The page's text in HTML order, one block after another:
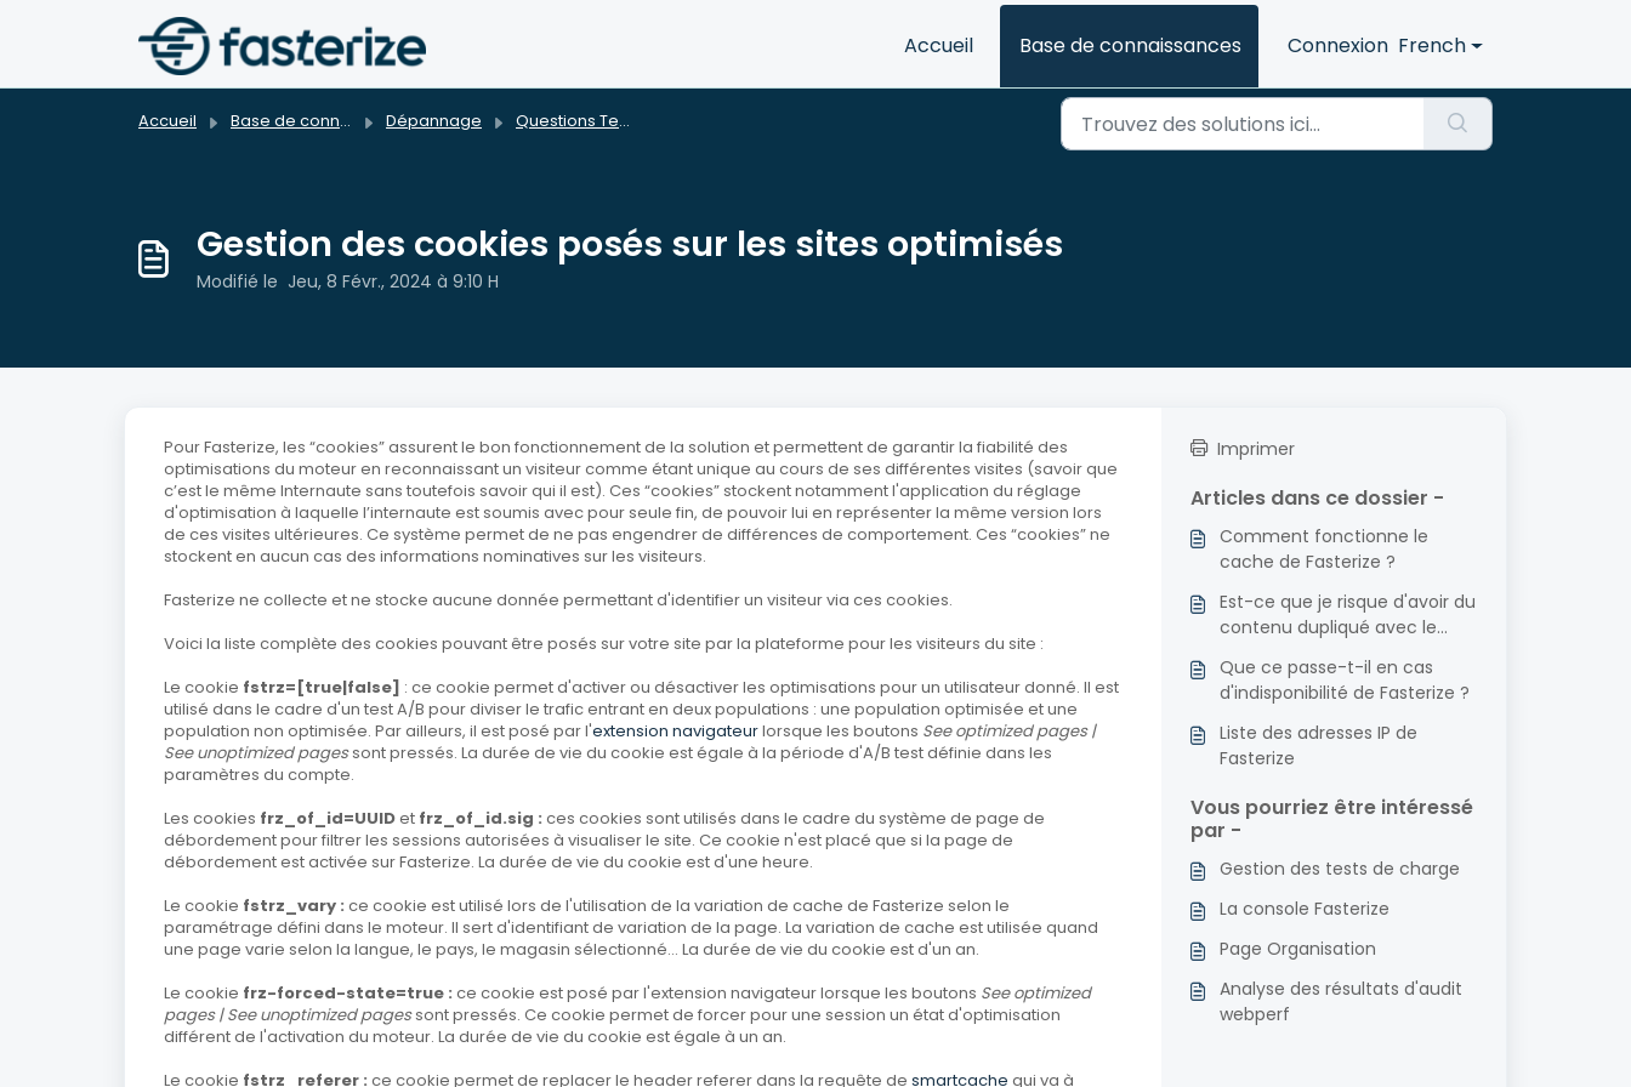
Passer au contenu principal
Accueil
Base de connaissances Connexion French
Accueil Base de connaissances Dépannage Questions Techniques
Gestion des cookies posés sur les sites optimisés
Modifié le Jeu, 8 Févr., 2024 à 9:10 H
Pour Fasterize, les “cookies” assurent le bon fonctionnement de la solution et permettent de garantir la fiabilité des
optimisations du moteur en reconnaissant un visiteur comme étant unique au cours de ses différentes visites (savoir que
c’est le même Internaute sans toutefois savoir qui il est). Ces “cookies” stockent notamment l'application du réglage
d'optimisation à laquelle l’internaute est soumis avec pour seule fin, de pouvoir lui en représenter la même version lors
de ces visites ultérieures. Ce système permet de ne pas engendrer de différences de comportement. Ces “cookies” ne
stockent en aucun cas des informations nominatives sur les visiteurs.
Fasterize ne collecte et ne stocke aucune donnée permettant d'identifier un visiteur via ces cookies.
Voici la liste complète des cookies pouvant être posés sur votre site par la plateforme pour les visiteurs du site :
Le cookie fstrz=[true|false] : ce cookie permet d'activer ou désactiver les optimisations pour un utilisateur donné. Il est
utilisé dans le cadre d'un test A/B pour diviser le trafic entrant en deux populations : une population optimisée et une
population non optimisée. Par ailleurs, il est posé par l'extension navigateurlorsque les boutons See optimized pages |
See unoptimized pagessont pressés. La durée de vie du cookie est égale à la période d'A/B test définie dans les
paramètres du compte.
Les cookies frz_of_id=UUIDet frz_of_id.sig : ces cookies sont utilisés dans le cadre du système de page de
débordement pour filtrer les sessions autorisées à visualiser le site. Ce cookie n'est placé que si la page de
débordement est activée sur Fasterize. La durée de vie du cookie est d'une heure.
Le cookie fstrz_vary : ce cookie est utilisé lors de l'utilisation de la variation de cache de Fasterize selon le
paramétrage défini dans le moteur. Il sert d'identifiant de variation de la page. La variation de cache est utilisée quand
une page varie selon la langue, le pays, le magasin sélectionné... La durée de vie du cookie est d'un an.
Le cookie frz-forced-state=true : ce cookie est posé par l'extension navigateur lorsque les boutons See optimized
pages | See unoptimized pagessont pressés. Ce cookie permet de forcer pour une session un état d'optimisation
différent de l'activation du moteur. La durée de vie du cookie est égale à un an.
Le cookie fstrz_referer : ce cookie permet de replacer le header referer dans la requête de smartcache qui va à
Imprimer
Articles dans ce dossier -
Comment fonctionne le
cache de Fasterize ?
Est-ce que je risque d'avoir du
contenu dupliqué avec le
fasterized.com ?
Que ce passe-t-il en cas
d'indisponibilité de Fasterize ?
Liste des adresses IP de
Fasterize
Vous pourriez être intéressé
par -
Gestion des tests de charge
La console Fasterize
Page Organisation
Analyse des résultats d'audit
webperf